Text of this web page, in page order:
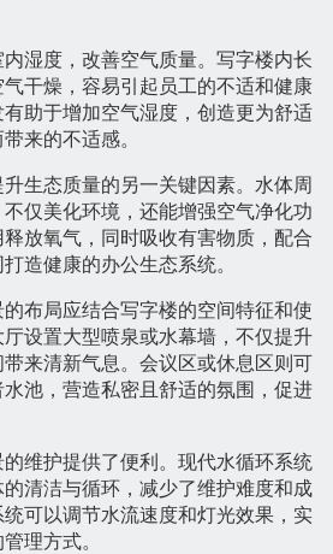
湿度，改善空气质量。写字楼内长
干燥，容易引起员工的不适和健康
助于增加空气湿度，创造更为舒适
来的不适感。
生态质量的另一关键因素。水体周
仅美化环境，还能增强空气净化功
放氧气，同时吸收有害物质，配合
造健康的办公生态系统。
布局应结合写字楼的空间特征和使
设置大型喷泉或水幕墙，不仅提升
来清新气息。会议区或休息区则可
池，营造私密且舒适的氛围，促进
维护提供了便利。现代水循环系统
清洁与循环，减少了维护难度和成
可以调节水流速度和灯光效果，实
理方式。